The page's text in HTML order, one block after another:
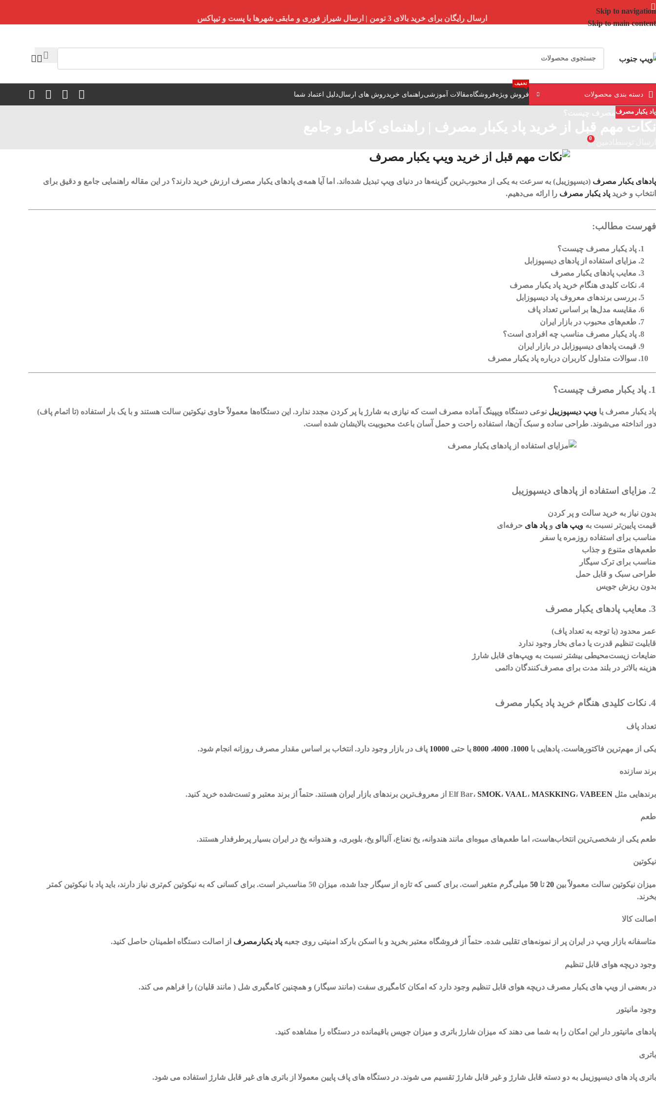
Skip to navigation
Skip to main content
ارسال رایگان برای خرید بالای 3 تومن | ارسال شیراز فوری و مابقی شهرها با پست و تیپاکس
دسته بندی محصولات فروش ویژه
تخفیف
فروشگاهمقالات آموزشیراهنمای خریدروش های ارسالدلیل اعتماد شما
پاد یکبار مصرف
0
پادهای یکبار مصرف (دیسپوزیبل) به‌ سرعت به یکی از محبوب‌ترین گزینه‌ها در دنیای ویپ تبدیل شده‌اند. اما آیا همه‌ی پادهای یکبار مصرف ارزش خرید دارند؟ در این مقاله راهنمایی جامع و دقیق برای
انتخاب و خرید پاد یکبار مصرف را ارائه می‌دهیم.
فهرست مطالب:
پاد یکبار مصرف چیست؟
مزایای استفاده از پادهای دیسپوزابل
معایب پادهای یکبار مصرف
نکات کلیدی هنگام خرید پاد یکبار مصرف
بررسی برندهای معروف پاد دیسپوزابل
مقایسه مدل‌ها بر اساس تعداد پاف
طعم‌های محبوب در بازار ایران
پاد یکبار مصرف مناسب چه افرادی است؟
قیمت پادهای دیسپوزابل در بازار ایران
سوالات متداول کاربران درباره پاد یکبار مصرف
1. پاد یکبار مصرف چیست؟
پاد یکبار مصرف یا ویپ دیسپوزیبل نوعی دستگاه ویپینگ آماده مصرف است که نیازی به شارژ یا پر کردن مجدد ندارد. این دستگاه‌ها معمولاً حاوی نیکوتین سالت هستند و با یک بار استفاده (تا اتمام پاف)
دور انداخته می‌شوند. طراحی ساده و سبک آن‌ها، استفاده راحت و حمل آسان باعث محبوبیت بالایشان شده است.
2. مزایای استفاده از پادهای دیسپوزیبل
بدون نیاز به خرید سالت و پر کردن
قیمت پایین‌تر نسبت به ویپ های و پاد های حرفه‌ای
مناسب برای استفاده روزمره یا سفر
طعم‌های متنوع و جذاب
مناسب برای ترک سیگار
طراحی سبک و قابل حمل
بدون ریزش جویس
3. معایب پادهای یکبار مصرف
عمر محدود (با توجه به تعداد پاف)
قابلیت تنظیم قدرت یا دمای بخار وجود ندارد
ضایعات زیست‌محیطی بیشتر نسبت به ویپ‌های قابل شارژ
هزینه بالاتر در بلند مدت برای مصرف‌کنندگان دائمی
4. نکات کلیدی هنگام خرید پاد یکبار مصرف
تعداد پاف
یکی از مهم‌ترین فاکتورهاست. پادهایی با 1000، 4000، 8000 یا حتی 10000 پاف در بازار وجود دارد. انتخاب بر اساس مقدار مصرف روزانه انجام شود.
برند سازنده
برندهایی مثل Elf Bar، SMOK، VAAL، MASKKING، VABEEN از معروف‌ترین برندهای بازار ایران هستند. حتماً از برند معتبر و تست‌شده خرید کنید.
طعم
طعم یکی از شخصی‌ترین انتخاب‌هاست، اما طعم‌های میوه‌ای مانند هندوانه، یخ نعناع، آلبالو یخ، بلوبری، و هندوانه یخ در ایران بسیار پرطرفدار هستند.
نیکوتین
میزان نیکوتین سالت معمولاً بین 20تا 50
میلی‌گرم متغیر است. برای کسی که تازه از سیگار جدا شده، میزان 50 مناسب‌تر است. برای کسانی که به نیکوتین کم‌تری نیاز دارند، باید پاد با نیکوتین کمتر
بخرند.
اصالت کالا
متاسفانه بازار ویپ در ایران پر از نمونه‌های تقلبی شده. حتماً از فروشگاه معتبر بخرید و با اسکن بارکد امنیتی روی جعبه پاد یکبارمصرف از اصالت دستگاه اطمینان حاصل کنید.
وجود دریچه هوای قابل تنظیم
در بعضی از ویپ های یکبار مصرف دریچه هوای قابل تنظیم وجود دارد که امکان کامگیری سفت (مانند سیگار) و همچنین کامگیری شل ( مانند قلیان) را فراهم می کند.
وجود مانیتور
پادهای مانیتور دار این امکان را به شما می دهند که میزان شارژ باتری و میزان جویس باقیمانده در دستگاه را مشاهده کنید.
باتری
باتری پاد های دیسپوزیبل به دو دسته قابل شارژ و غیر قابل شارژ تقسیم می شوند. در دستگاه های پاف پایین معمولا از باتری های غیر قابل شارژ استفاده می شود.